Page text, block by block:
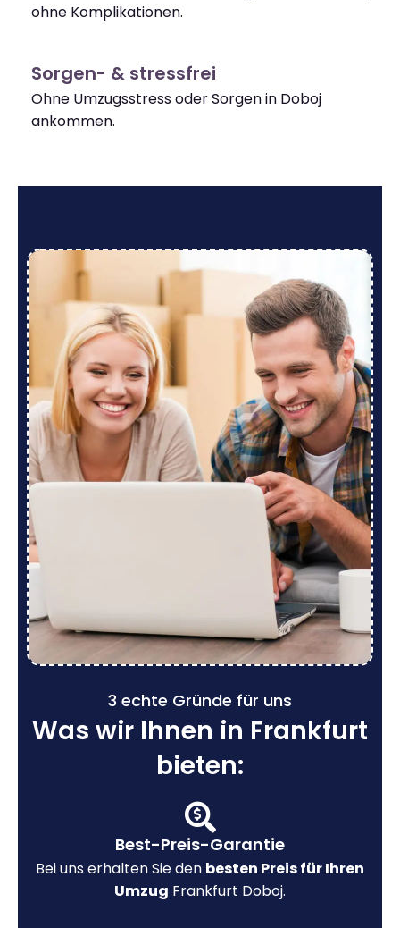
ohne Komplikationen.
Sorgen- & stressfrei
Ohne Umzugsstress oder Sorgen in Doboj
ankommen.
3 echte Gründe für uns
Was wir Ihnen in Frankfurt
bieten:
Best-Preis-Garantie
Bei uns erhalten Sie den besten Preis für Ihren
Umzug Frankfurt Doboj.